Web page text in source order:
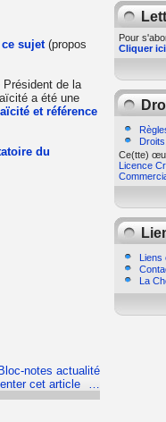
sujet(propos
de la
a été une
et référence
du
Bloc-notes actualité
cet article
…
Pour
Cliquer ici
Ce(tte)
Licence
Liens
La